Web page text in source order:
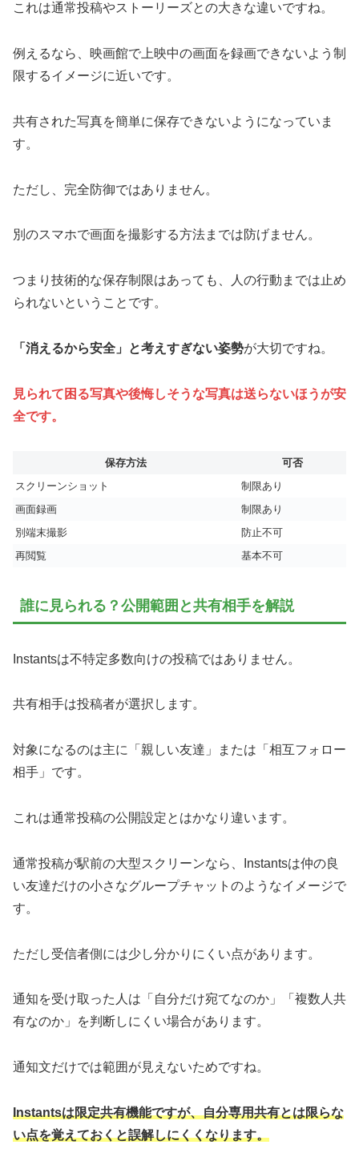
これは通常投稿やストーリーズとの大きな違いですね。
例えるなら、映画館で上映中の画面を録画できないよう制
限するイメージに近いです。
共有された写真を簡単に保存できないようになっていま
す。
ただし、完全防御ではありません。
別のスマホで画面を撮影する方法までは防げません。
つまり技術的な保存制限はあっても、人の行動までは止め
られないということです。
「消えるから安全」と考えすぎない姿勢が大切ですね。
見られて困る写真や後悔しそうな写真は送らないほうが安
全です。
保存方法
可否
スクリーンショット
制限あり
画面録画
制限あり
別端末撮影
防止不可
再閲覧
基本不可
誰に見られる？公開範囲と共有相手を解説
Instantsは不特定多数向けの投稿ではありません。
共有相手は投稿者が選択します。
対象になるのは主に「親しい友達」または「相互フォロー
相手」です。
これは通常投稿の公開設定とはかなり違います。
通常投稿が駅前の大型スクリーンなら、Instantsは仲の良
い友達だけの小さなグループチャットのようなイメージで
す。
ただし受信者側には少し分かりにくい点があります。
通知を受け取った人は「自分だけ宛てなのか」「複数人共
有なのか」を判断しにくい場合があります。
通知文だけでは範囲が見えないためですね。
Instantsは限定共有機能ですが、自分専用共有とは限らな
い点を覚えておくと誤解しにくくなります。